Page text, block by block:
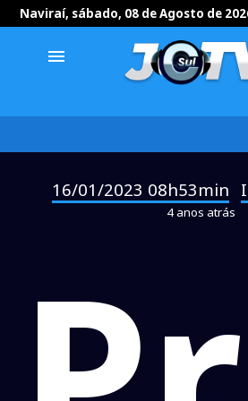
Naviraí, sábado, 08 de Agosto de
menu
16/01/2023 08h53min
4 anos atrás